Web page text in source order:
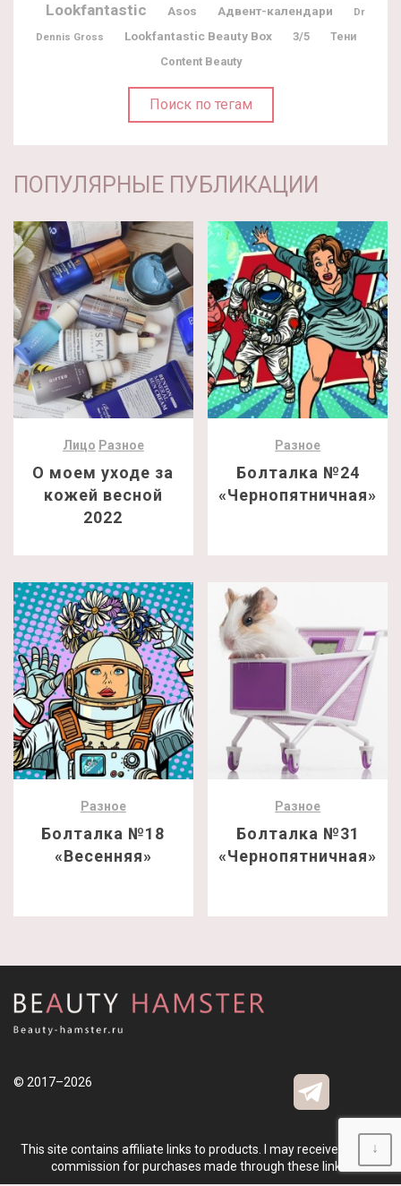
Lookfantastic Asos Адвент-календари
Dr
Dennis Gross
Lookfantastic Beauty Box 3/5 Тени
Content Beauty
Поиск по тегам
ПОПУЛЯРНЫЕ ПУБЛИКАЦИИ
Лицо Разное
О моем уходе за
кожей весной
2022
Разное
Болталка №24
«Чернопятничная»
Разное
Болталка №18
«Весенняя»
Разное
Болталка №31
«Чернопятничная»
© 2017–2026
This site contains affiliate links to products. I may receive a small
commission for purchases made through these links.
↓